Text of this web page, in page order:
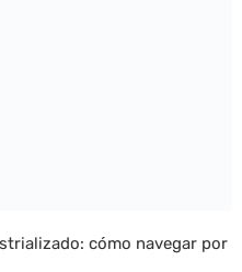
cómo navegar por